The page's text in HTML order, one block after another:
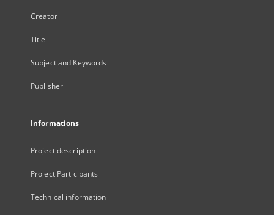
Creator
Title
Subject and Keywords
Publisher
Informations
Project description
Project Participants
Technical information